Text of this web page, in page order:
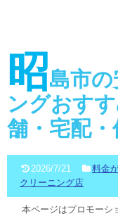
昭島市
ングおす
舗・宅配
2026/7/21 料金
クリーニング店
本ページはプロモーシ